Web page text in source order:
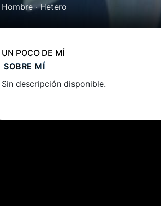
Hombre ·Hetero
UN POCO DE MÍ
SOBRE MÍ
Sin descripción disponible.